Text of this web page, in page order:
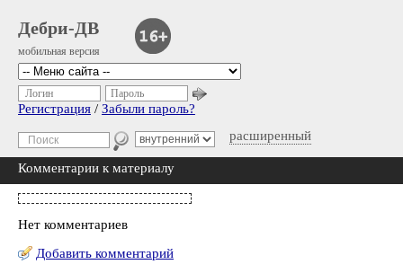
Дебри-ДВ
мобильная версия
расширенный
Логин Пароль
Регистрация / Забыли пароль?
Комментарии к материалу
Нет комментариев
Добавить комментарий